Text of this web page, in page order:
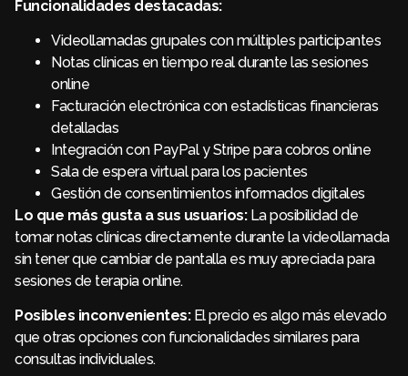
Funcionalidades destacadas:
Videollamadas grupales con múltiples participantes
Notas clínicas en tiempo real durante las sesiones
online
Facturación electrónica con estadísticas financieras
detalladas
Integración con PayPal y Stripe para cobros online
Sala de espera virtual para los pacientes
Gestión de consentimientos informados digitales
Lo que más gusta a sus usuarios:La posibilidad de
tomar notas clínicas directamente durante la videollamada
sin tener que cambiar de pantalla es muy apreciada para
sesiones de terapia online.
Posibles inconvenientes:El precio es algo más elevado
que otras opciones con funcionalidades similares para
consultas individuales.